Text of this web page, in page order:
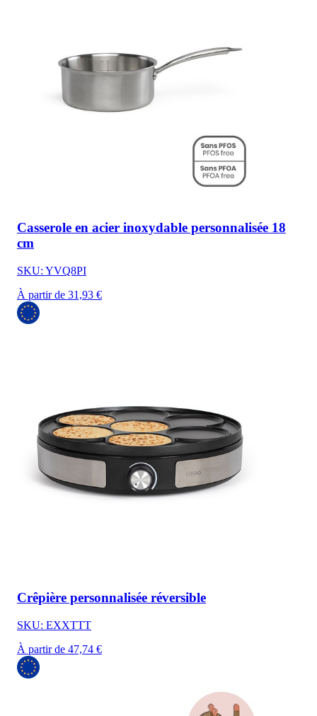
Casserole en acier inoxydable personnalisée 18
cm
SKU: YVQ8PI
À partir de 31,93 €
Crêpière personnalisée réversible
SKU: EXXTTT
À partir de 47,74 €